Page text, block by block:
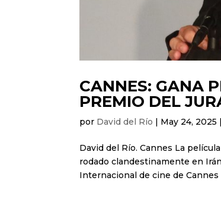
CANNES: GANA
PREMIO DEL
por David del Río May 24, 2025
David del Río. Cannes La
rodado clandestinamente en
Internacional de cine de Cannes